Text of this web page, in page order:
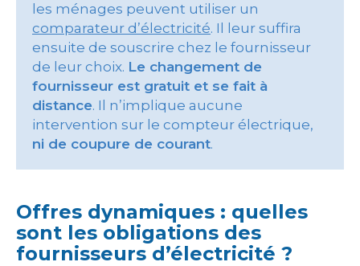
les ménages peuvent utiliser un
comparateur d’électricité. Il leur suffira
ensuite de souscrire chez le fournisseur
de leur choix. Le changement de
fournisseur est gratuit et se fait à
distance. Il n’implique aucune
intervention sur le compteur électrique,
ni de coupure de courant.
Offres dynamiques : quelles
sont les obligations des
fournisseurs d’électricité ?